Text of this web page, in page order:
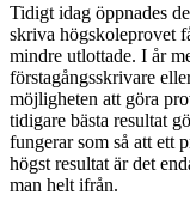
Tidigt idag öppnades
skriva högskoleprovet
mindre utlottade. I år
förstagångsskrivare
möjligheten att göra
tidigare bästa resultat
fungerar som så att ett
högst resultat är det
man helt ifrån.